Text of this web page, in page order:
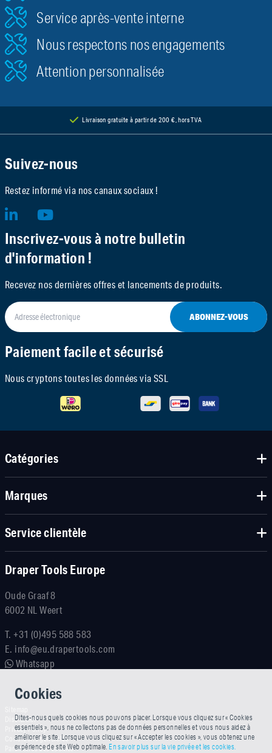
Service après-vente interne
Nous respectons nos engagements
Attention personnalisée
Livraison gratuite à partir de 200 €, hors TVA
Suivez-nous
Restez informé via nos canaux sociaux !
Inscrivez-vous à notre bulletin
d'information !
Recevez nos dernières offres et lancements de produits.
ABONNEZ-VOUS
Paiement facile et sécurisé
Nous cryptons toutes les données via SSL
Catégories
Marques
Service clientèle
Draper Tools Europe
Oude Graaf 8
6002 NL Weert
T.+31 (0)495 588 583
E. info@eu.drapertools.com
Whatsapp
Disclaimer
Privacy Policy
Conditions générales
Paramètres des cookies
Cookies
Dites-nous quels cookies nous pouvons placer. Lorsque vous cliquez sur « Cookies
essentiels », nous ne collectons pas de données personnelles et vous nous aidez à
améliorer le site. Lorsque vous cliquez sur « Accepter les cookies », vous obtenez une
expérience de site Web optimale. En savoir plus sur la vie privée et les cookies.